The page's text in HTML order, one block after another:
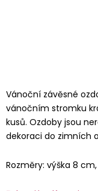
Vánoční závěsné
vánočním stromku
kusů. Ozdoby jsou
dekoraci do zimních
Rozměry: výška 8